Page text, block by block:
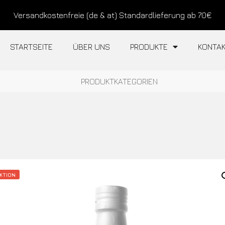
Versandkostenfreie (de & at) Standardlieferung ab 70€
STARTSEITE ÜBER UNS PRODUKTE
PRODUKTKATEGORIEN